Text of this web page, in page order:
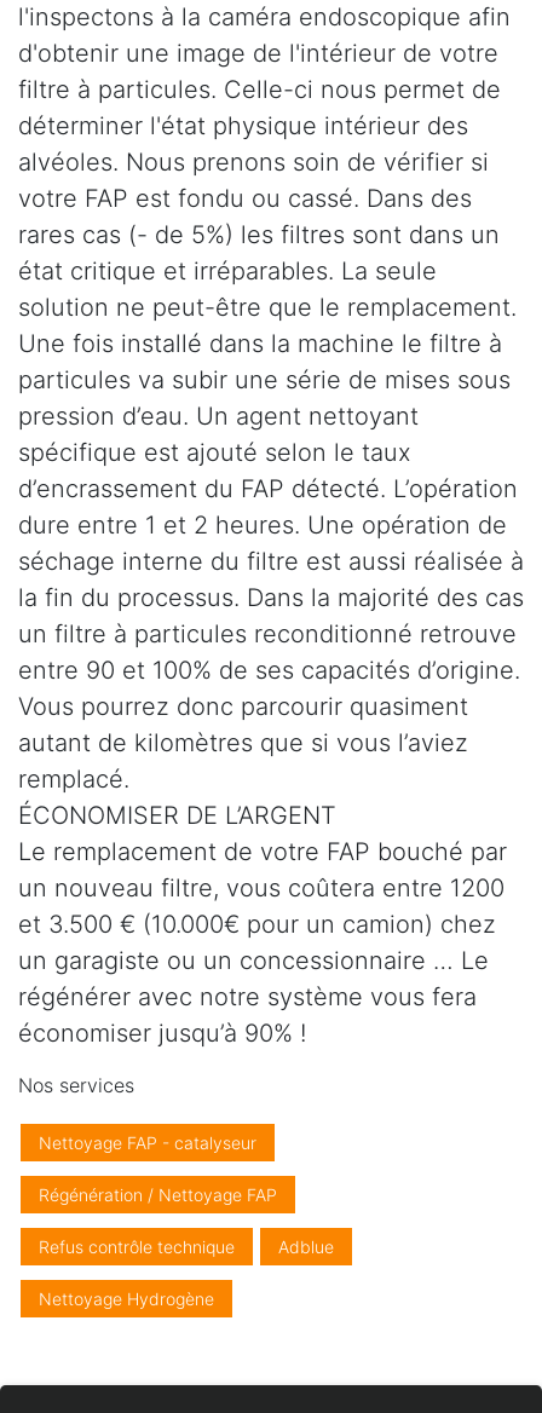
l'inspectons à la caméra endoscopique afin
d'obtenir une image de l'intérieur de votre
filtre à particules. Celle-ci nous permet de
déterminer l'état physique intérieur des
alvéoles. Nous prenons soin de vérifier si
votre FAP est fondu ou cassé. Dans des
rares cas (- de 5%) les filtres sont dans un
état critique et irréparables. La seule
solution ne peut-être que le remplacement.
Une fois installé dans la machine le filtre à
particules va subir une série de mises sous
pression d’eau. Un agent nettoyant
spécifique est ajouté selon le taux
d’encrassement du FAP détecté. L’opération
dure entre 1 et 2 heures. Une opération de
séchage interne du filtre est aussi réalisée à
la fin du processus. Dans la majorité des cas
un filtre à particules reconditionné retrouve
entre 90 et 100% de ses capacités d’origine.
Vous pourrez donc parcourir quasiment
autant de kilomètres que si vous l’aviez
remplacé.
ÉCONOMISER DE L’ARGENT
Le remplacement de votre FAP bouché par
un nouveau filtre, vous coûtera entre 1200
et 3.500 € (10.000€ pour un camion) chez
un garagiste ou un concessionnaire … Le
régénérer avec notre système vous fera
économiser jusqu’à 90% !
Nos services
Nettoyage FAP - catalyseur
Régénération / Nettoyage FAP
Refus contrôle technique Adblue
Nettoyage Hydrogène